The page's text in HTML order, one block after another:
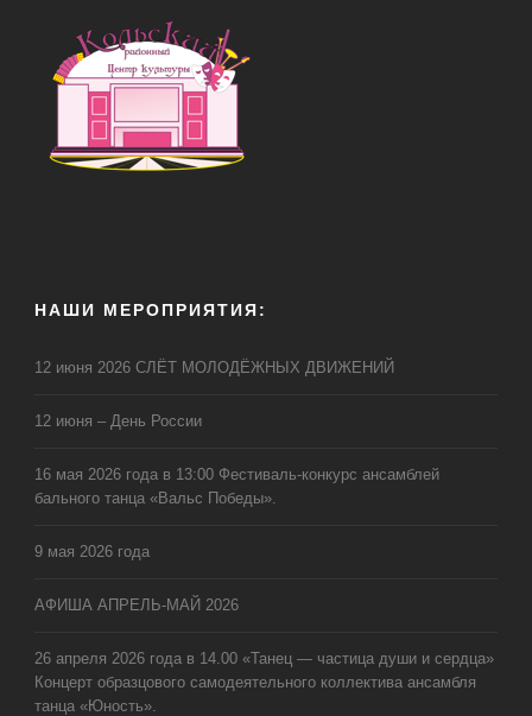
НАШИ МЕРОПРИЯТИЯ:
12 июня 2026 СЛЁТ МОЛОДЁЖНЫХ ДВИЖЕНИЙ
12 июня – День России
16 мая 2026 года в 13:00 Фестиваль-конкурс ансамблей
бального танца «Вальс Победы».
9 мая 2026 года
АФИША АПРЕЛЬ-МАЙ 2026
26 апреля 2026 года в 14.00 «Танец — частица души и сердца»
Концерт образцового самодеятельного коллектива ансамбля
танца «Юность».